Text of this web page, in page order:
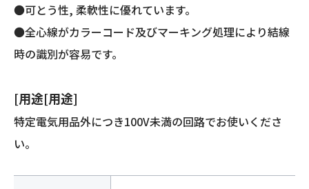
●可とう性, 柔軟性に優れています。
●全心線がカラーコード及びマーキング処理により結線
時の識別が容易です。
[用途[用途]
特定電気用品外につき100V未満の回路でお使いくださ
い。